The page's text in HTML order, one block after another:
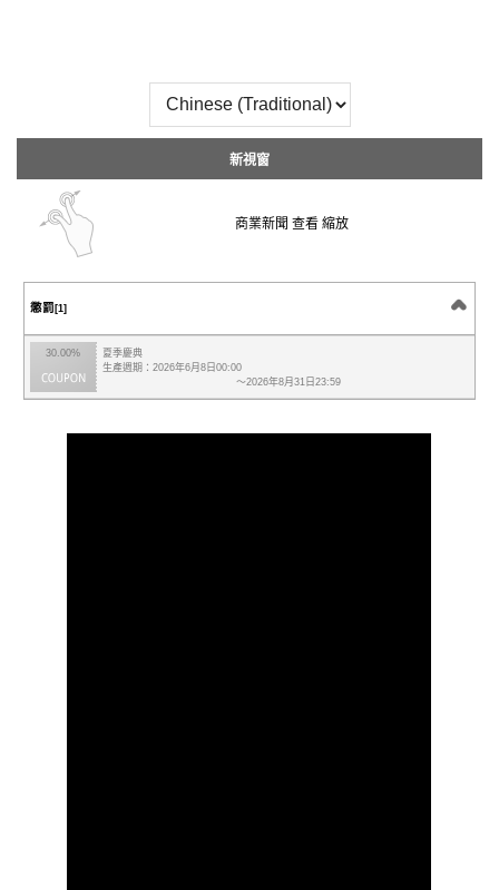
新視窗
商業新聞 查看 縮放
懲罰 [1]
30.00%
夏季慶典
生產週期：2026年6月8日00:00
～2026年8月31日23:59